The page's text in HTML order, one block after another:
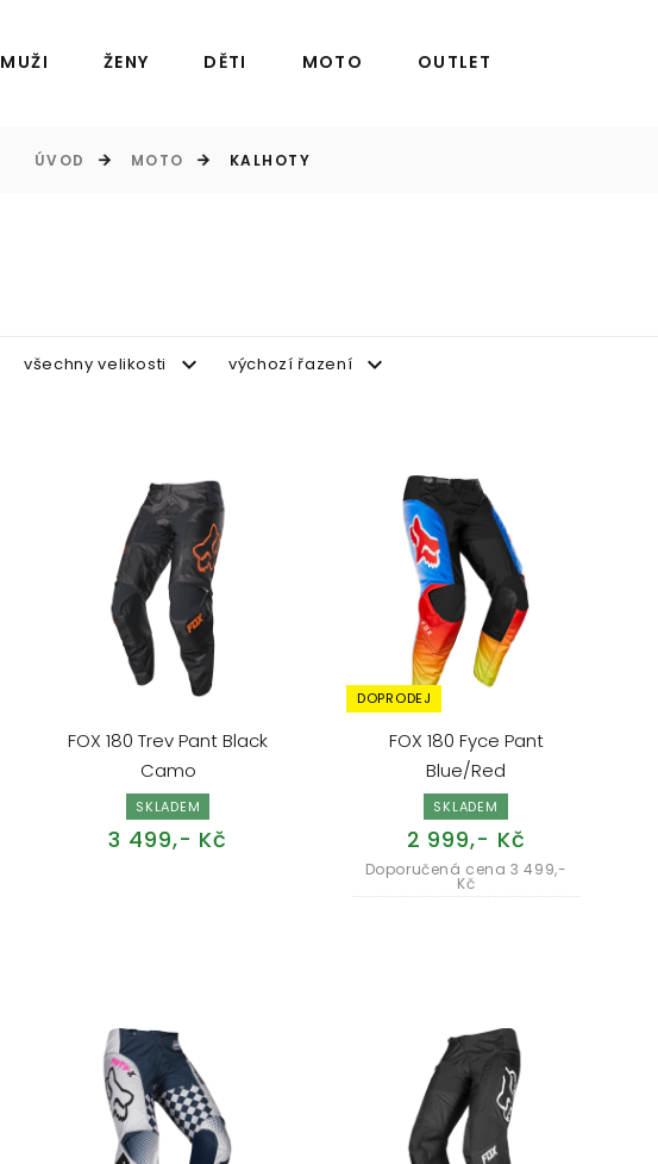
MUŽI ŽENY DĚTI MOTO OUTLET
ÚVOD MOTO KALHOTY
všechny velikosti výchozí řazení
FOX 180 Trev Pant Black
Camo
SKLADEM
3 499,- Kč
FOX 180 Fyce Pant
Blue/Red
SKLADEM
2 999,- Kč
Doporučená cena 3 499,-
Kč
DOPRODEJ